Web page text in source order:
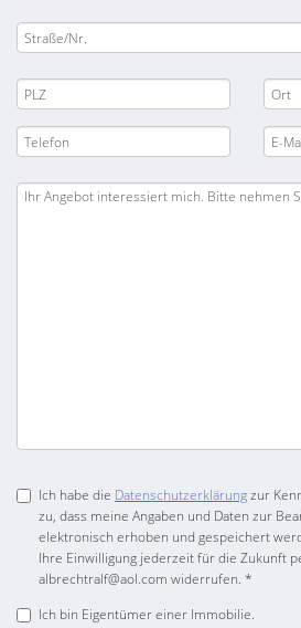
Ich habe die Datenschutzerklärungzur
zu, dass meine Angaben und Daten zur
elektronisch erhoben und gespeichert
Ihre Einwilligung jederzeit für die Zukunft
albrechtralf@aol.com widerrufen. *
Ich bin Eigentümer einer Immobilie.